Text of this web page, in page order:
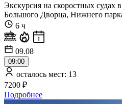
Экскурсия на скоростных судах
Большого Дворца, Нижнего
6 ч
09.08
09:00
осталось мест: 13
7200 ₽
Подробнее